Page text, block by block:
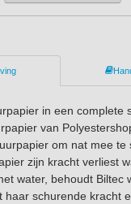
in een complete
van
om nat mee te
zijn kracht verliest
water, behoudt Biltec
haar schurende kracht